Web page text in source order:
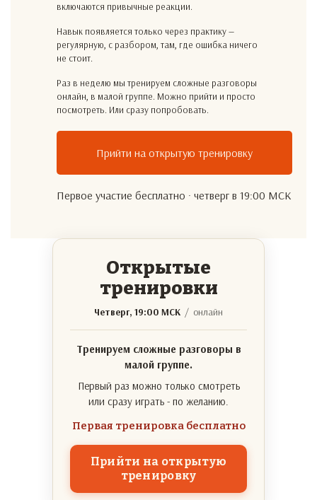
включаются привычные реакции.
Навык появляется только через практику —
регулярную, с разбором, там, где ошибка ничего
не стоит.
Раз в неделю мы тренируем сложные разговоры
онлайн, в малой группе. Можно прийти и просто
посмотреть. Или сразу попробовать.
Прийти на открытую тренировку
Первое участие бесплатно · четверг в 19:00 МСК
Открытые
тренировки
Четверг, 19:00 МСК / онлайн
Тренируем сложные разговоры в
малой группе.
Первый раз можно только смотреть
или сразу играть - по желанию.
Первая тренировка бесплатно
Прийти на открытую
тренировку